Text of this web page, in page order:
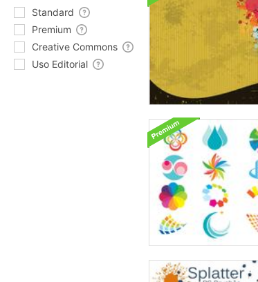
Standard
Premium
Creative Commons
Uso Editorial